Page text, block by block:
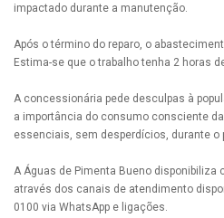
impactado durante a manutenção.
Após o término do reparo, o
Estima-se que o trabalho tenha 2 horas
A concessionária pede desculpas à
a importância do consumo consciente
essenciais, sem desperdícios, durante o
A Águas de Pimenta Bueno disponibiliza
através dos canais de atendimento
0100 via WhatsApp e ligações.